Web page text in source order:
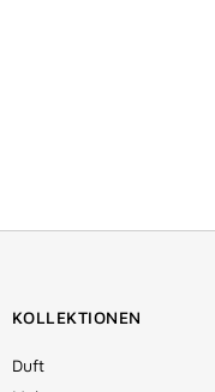
KOLLEKTIONEN
Duft